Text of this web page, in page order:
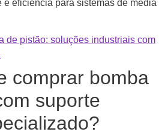
e eficiência para sistemas de média
de pistão: soluções industriais com
comprar bomba
suporte